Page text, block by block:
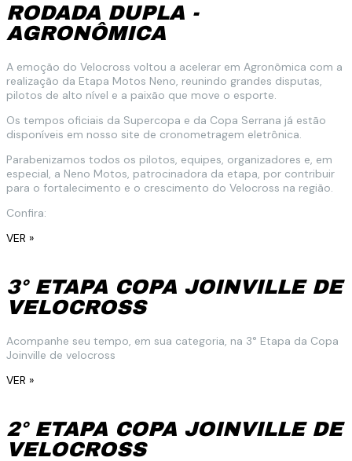
RODADA DUPLA -
AGRONÔMICA
A emoção do Velocross voltou a acelerar em Agronômica com a
realização da Etapa Motos Neno, reunindo grandes disputas,
pilotos de alto nível e a paixão que move o esporte.
Os tempos oficiais da Supercopa e da Copa Serrana já estão
disponíveis em nosso site de cronometragem eletrônica.
Parabenizamos todos os pilotos, equipes, organizadores e, em
especial, a Neno Motos, patrocinadora da etapa, por contribuir
para o fortalecimento e o crescimento do Velocross na região.
Confira:
VER »
3° ETAPA COPA JOINVILLE DE
VELOCROSS
Acompanhe seu tempo, em sua categoria, na 3° Etapa da Copa
Joinville de velocross
VER »
2° ETAPA COPA JOINVILLE DE
VELOCROSS